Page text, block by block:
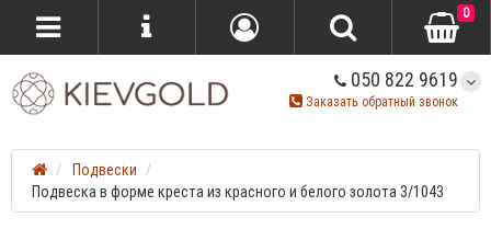
050 822 9619
Заказать обратный звонок
0
Подвески
Подвеска в форме креста из красного и белого золота 3/1043